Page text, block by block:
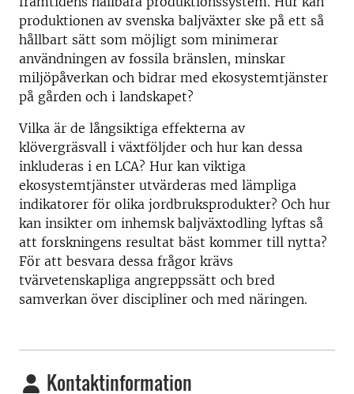
produktionen av svenska baljväxter ske på ett så
hållbart sätt som möjligt som minimerar
användningen av fossila bränslen, minskar
miljöpåverkan och bidrar med ekosystemtjänster
på gården och i landskapet?
Vilka är de långsiktiga effekterna av
klövergräsvall i växtföljder och hur kan dessa
inkluderas i en LCA? Hur kan viktiga
ekosystemtjänster utvärderas med lämpliga
indikatorer för olika jordbruksprodukter? Och hur
kan insikter om inhemsk baljväxtodling lyftas så
att forskningens resultat bäst kommer till nytta?
För att besvara dessa frågor krävs
tvärvetenskapliga angreppssätt och bred
samverkan över discipliner och med näringen.
Kontaktinformation